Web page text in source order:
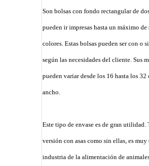
Son bolsas con fondo rectangular de
pueden ir impresas hasta un máximo de
colores. Estas bolsas pueden ser con o
según las necesidades del cliente. Sus
pueden variar desde los 16 hasta los 32
ancho.
Este tipo de envase es de gran utilidad.
versión con asas como sin ellas, es muy
industria de la alimentación de